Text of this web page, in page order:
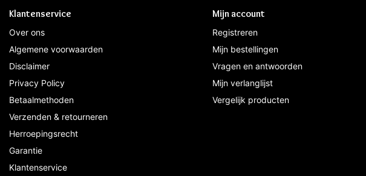
Klantenservice
Over ons
Algemene voorwaarden
Disclaimer
Privacy Policy
Betaalmethoden
Verzenden & retourneren
Herroepingsrecht
Garantie
Klantenservice
Mijn account
Registreren
Mijn bestellingen
Vragen en antwoorden
Mijn verlanglijst
Vergelijk producten